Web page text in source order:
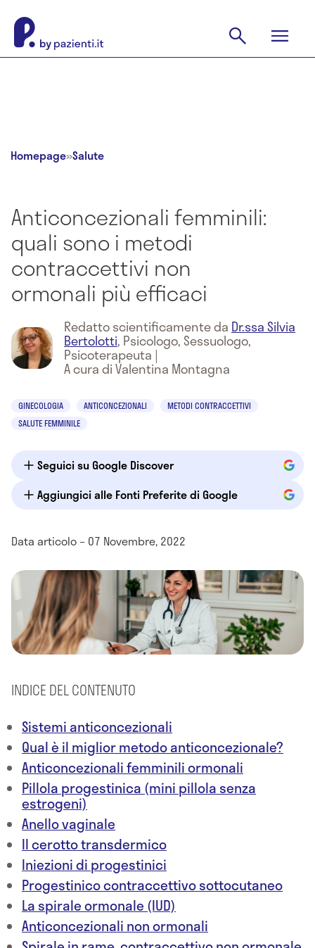
Homepage»Salute
Anticoncezionali femminili:
quali sono i metodi
contraccettivi non
ormonali più efficaci
Redatto scientificamente da Dr.ssa Silvia
Bertolotti, Psicologo, Sessuologo,
Psicoterapeuta |
A cura di Valentina Montagna
GINECOLOGIA ANTICONCEZIONALI
METODI CONTRACCETTIVI
SALUTE FEMMINILE
Seguici su Google Discover
Aggiungici alle Fonti Preferite di Google
Data articolo – 07 Novembre, 2022
INDICE DEL CONTENUTO
Sistemi anticoncezionali
Qual è il miglior metodo anticoncezionale?
Anticoncezionali femminili ormonali
Pillola progestinica (mini pillola senza
estrogeni)
Anello vaginale
Il cerotto transdermico
Iniezioni di progestinici
Progestinico contraccettivo sottocutaneo
La spirale ormonale (IUD)
Anticoncezionali non ormonali